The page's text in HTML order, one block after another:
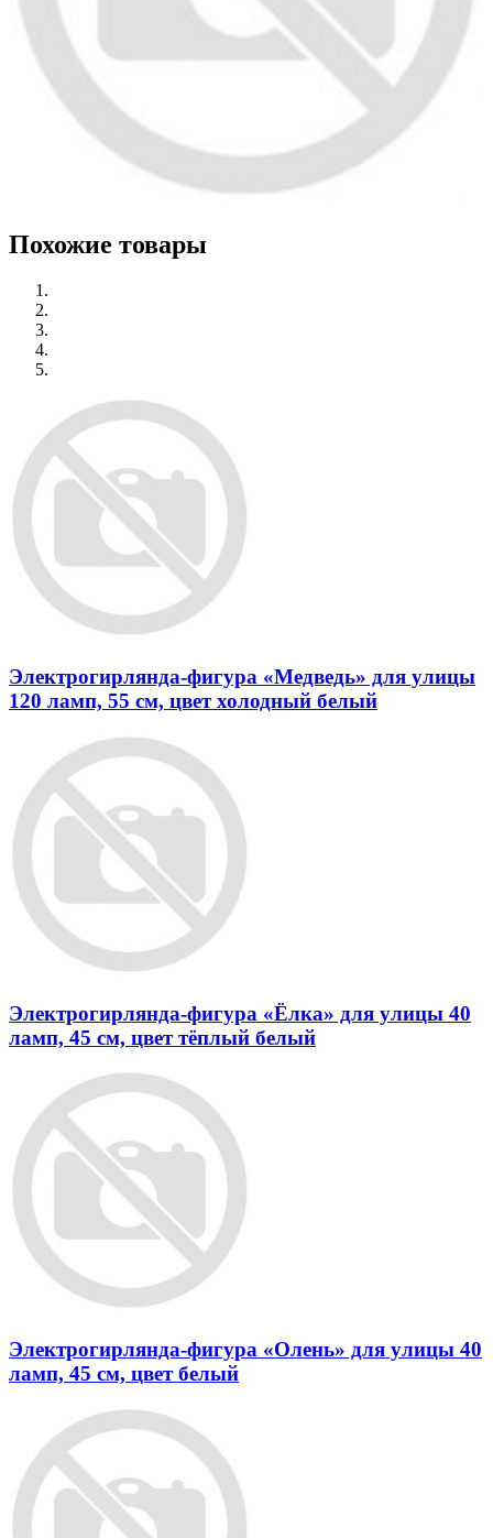
Похожие товары
Электрогирлянда-фигура «Медведь» для улицы
120 ламп, 55 см, цвет холодный белый
Электрогирлянда-фигура «Ёлка» для улицы 40
ламп, 45 см, цвет тёплый белый
Электрогирлянда-фигура «Олень» для улицы 40
ламп, 45 см, цвет белый